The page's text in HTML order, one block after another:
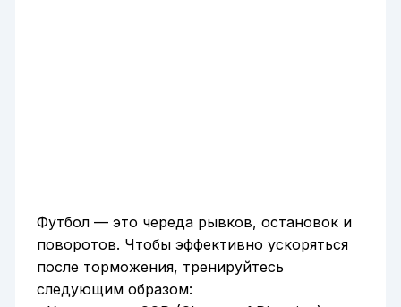
Футбол — это череда рывков, остановок и
поворотов. Чтобы эффективно ускоряться
после торможения, тренируйтесь
следующим образом: